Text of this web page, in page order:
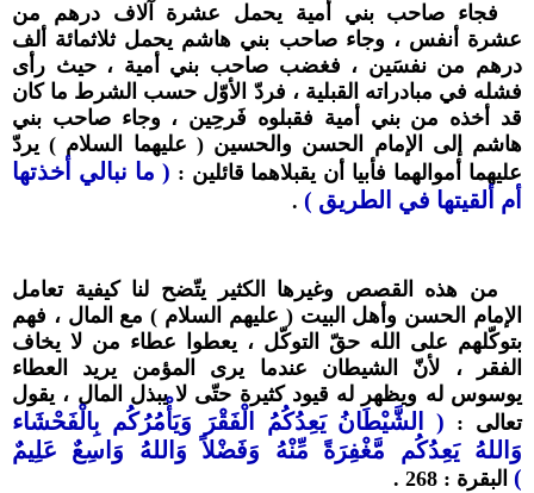
فجاء صاحب بني أمية يحمل عشرة آلاف درهم من
عشرة أنفس ، وجاء صاحب بني هاشم يحمل ثلاثمائة ألف
درهم من نفسَين ، فغضب صاحب بني أمية ، حيث رأى
فشله في مبادراته القبلية ، فردّ الأوّل حسب الشرط ما كان
قد أخذه من بني أمية فقبلوه فَرحِين ، وجاء صاحب بني
هاشم إلى الإمام الحسن والحسين ( عليهما السلام ) يردّ
عليهما أموالهما فأبيا أن يقبلاهما قائلين : ( ما نبالي أخذتها
أم ألقيتها في الطريق ) .
من هذه القصص وغيرها الكثير يتّضح لنا كيفية تعامل
الإمام الحسن وأهل البيت ( عليهم السلام ) مع المال ، فهم
بتوكّلهم على الله حقّ التوكّل ، يعطوا عطاء من لا يخاف
الفقر ، لأنّ الشيطان عندما يرى المؤمن يريد العطاء
يوسوس له ويظهر له قيود كثيرة حتّى لا يبذل المال ، يقول
تعالى : ( الشَّيْطَانُ يَعِدُكُمُ الْفَقْرَ وَيَأْمُرُكُم بِالْفَحْشَاء
وَاللهُ يَعِدُكُم مَّغْفِرَةً مِّنْهُ وَفَضْلاً وَاللهُ وَاسِعٌ عَلِيمٌ
) البقرة : 268 .